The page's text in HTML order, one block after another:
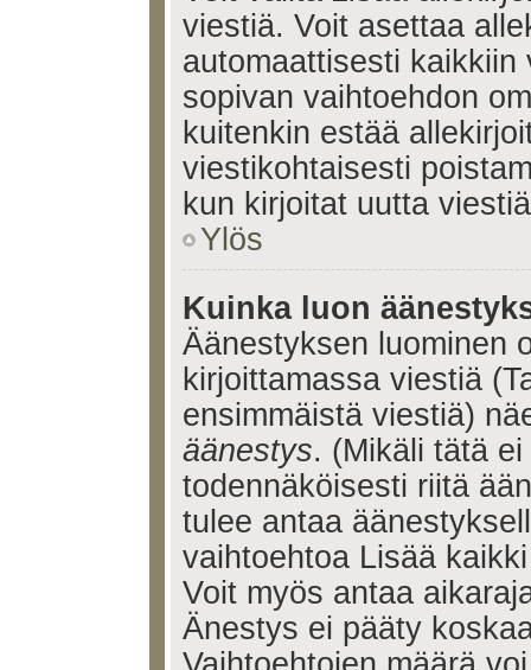
viestiä. Voit asettaa
automaattisesti
sopivan vaihtoehdon
kuitenkin estää
viestikohtaisesti
kun kirjoitat uutta
Ylös
Kuinka luon
Äänestyksen luominen
kirjoittamassa viestiä
ensimmäistä viestiä)
äänestys. (Mikäli tätä
todennäköisesti riitä
tulee antaa
vaihtoehtoa Lisää
Voit myös antaa
Änestys ei pääty